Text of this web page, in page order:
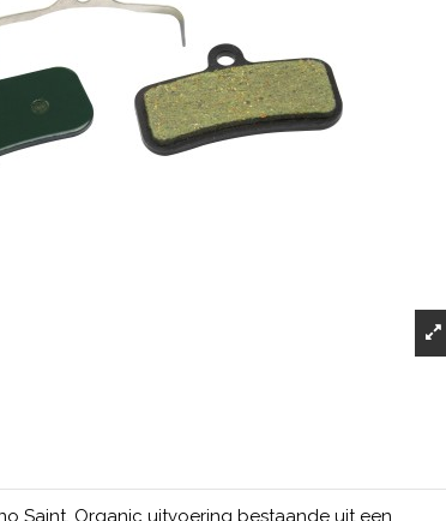
Saint. Organic uitvoering bestaande uit een